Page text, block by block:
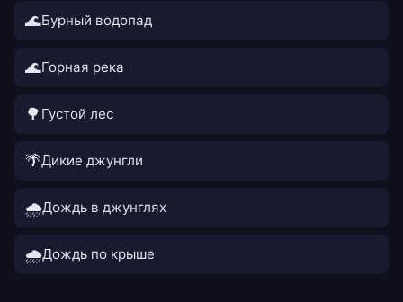
🌊Бурный водопад
🌊Горная река
🌳 Густой лес
🌴Дикие джунгли
🌧️Дождь в джунглях
🌧️Дождь по крыше